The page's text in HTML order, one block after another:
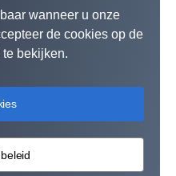
wanneer u onze
de cookies op de
bekijken.